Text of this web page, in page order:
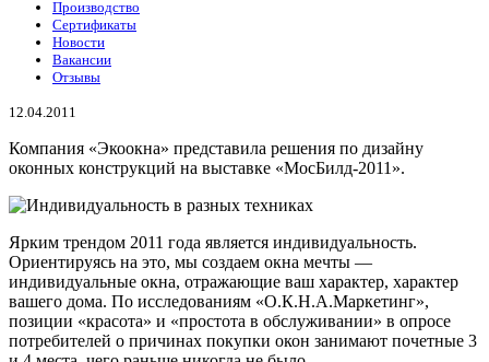
Производство
Сертификаты
Новости
Вакансии
Отзывы
12.04.2011
Компания «Экоокна» представила решения по дизайну
оконных конструкций на выставке «МосБилд-2011».
Ярким трендом 2011 года является индивидуальность.
Ориентируясь на это, мы создаем окна мечты —
индивидуальные окна, отражающие ваш характер, характер
вашего дома. По исследованиям «О.К.Н.А.Маркетинг»,
позиции «красота» и «простота в обслуживании» в опросе
потребителей о причинах покупки окон занимают почетные 3